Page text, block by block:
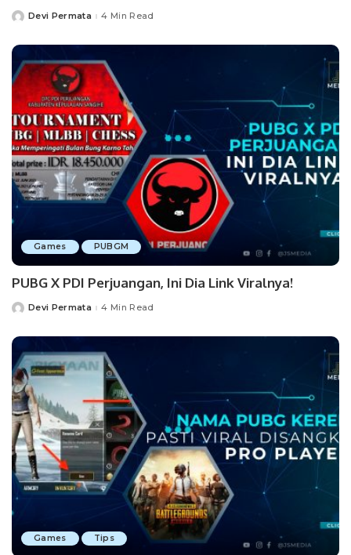
PostedDevi Permata 4 Min Read
Games PUBGM
PUBG X PDI Perjuangan, Ini Dia Link Viralnya!
PostedDevi Permata 4 Min Read
Games Tips